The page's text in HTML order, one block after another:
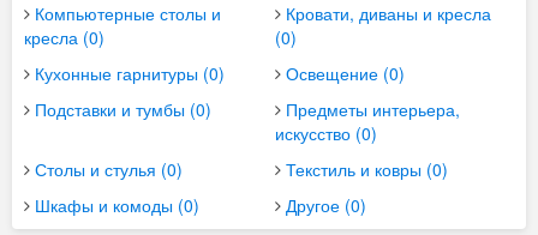
Компьютерные столы и
кресла (0)
Кровати, диваны и кресла
(0)
Кухонные гарнитуры (0)
Освещение (0)
Подставки и тумбы (0)
Предметы интерьера,
искусство (0)
Столы и стулья (0)
Текстиль и ковры (0)
Шкафы и комоды (0)
Другое (0)